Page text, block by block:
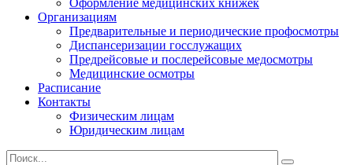
Организациям
Предварительные и периодические профосмотры
Диспансеризации госслужащих
Предрейсовые и послерейсовые медосмотры
Медицинские осмотры
Расписание
Контакты
Физическим лицам
Юридическим лицам